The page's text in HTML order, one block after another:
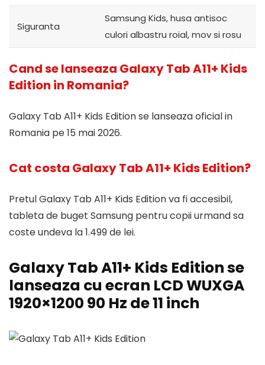
Siguranta
Samsung Kids, husa antisoc
culori albastru roial, mov si rosu
Cand se lanseaza Galaxy Tab A11+ Kids
Edition in Romania?
Galaxy Tab A11+ Kids Edition se lanseaza oficial in
Romania pe 15 mai 2026.
Cat costa Galaxy Tab A11+ Kids Edition?
Pretul Galaxy Tab A11+ Kids Edition va fi accesibil,
tableta de buget Samsung pentru copii urmand sa
coste undeva la 1.499 de lei.
Galaxy Tab A11+ Kids Edition se
lanseaza cu ecran LCD WUXGA
1920×1200 90 Hz de 11 inch